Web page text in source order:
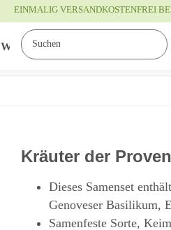
EINMALIG VERSANDKOSTENFREI
Wissenswertes
Kräuter der
Dieses Samenset
Genoveser Basilikum,
Samenfeste Sorte,